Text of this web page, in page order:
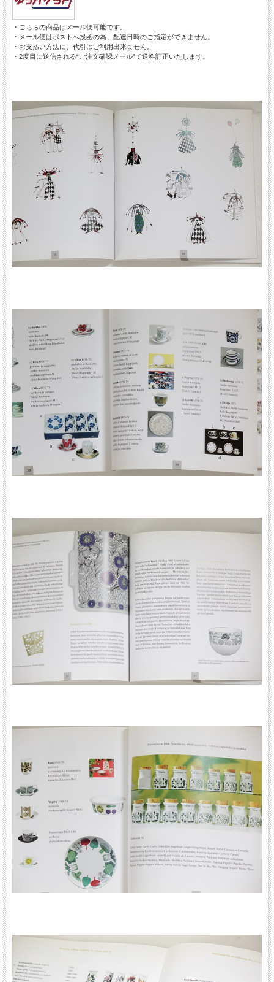
・こちらの商品はメール便可能です。
・メール便はポストへ投函の為、配達日時のご指定ができません。
・お支払い方法に、代引はご利用出来ません。
・2度目に送信される“ご注文確認メール”で送料訂正いたします。